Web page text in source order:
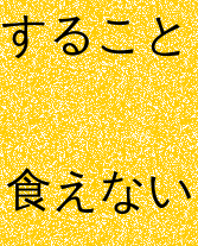
こと
えな